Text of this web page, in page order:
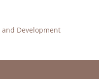
Development